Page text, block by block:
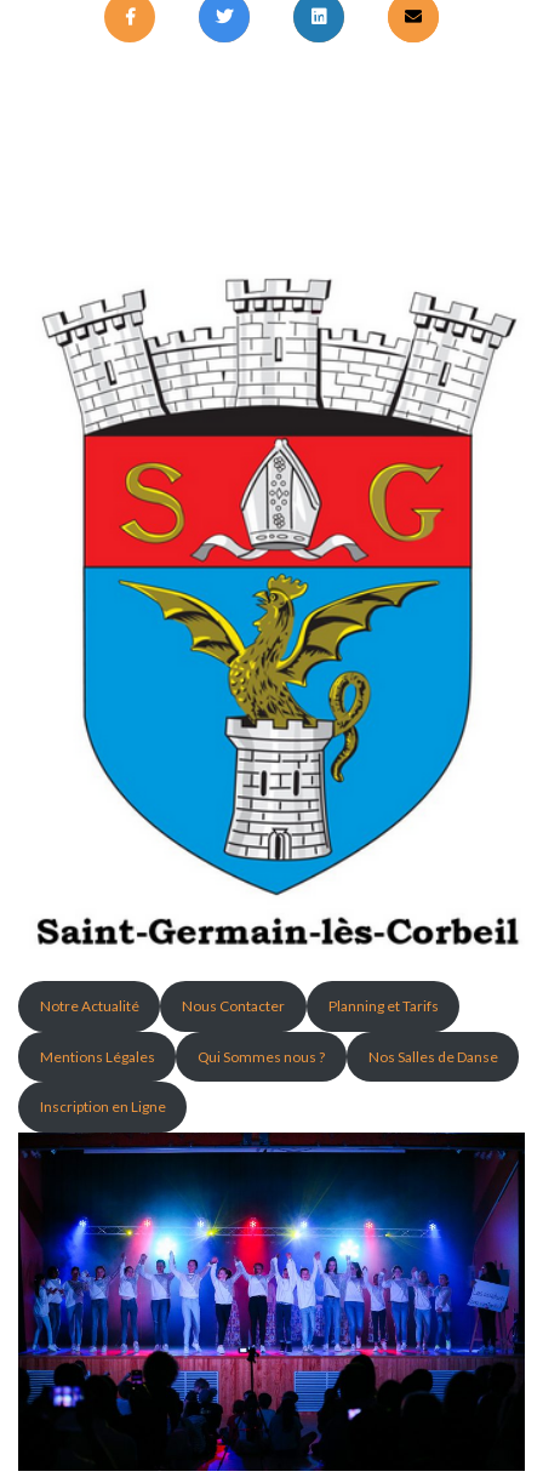
Notre Actualité Nous Contacter Planning et Tarifs
Mentions Légales Qui Sommes nous ? Nos Salles de Danse
Inscription en Ligne